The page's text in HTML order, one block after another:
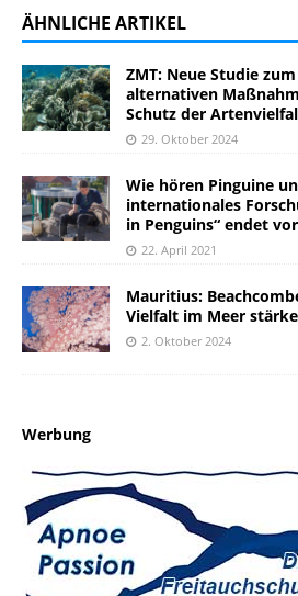
ÄHNLICHE ARTIKEL
ZMT: Neue Studie
alternativen
Schutz der
29. Oktober 2024
Wie hören Pinguine
internationales
in Penguins“ endet
22. April 2021
Mauritius:
Vielfalt im Meer
2. Oktober 2024
Werbung